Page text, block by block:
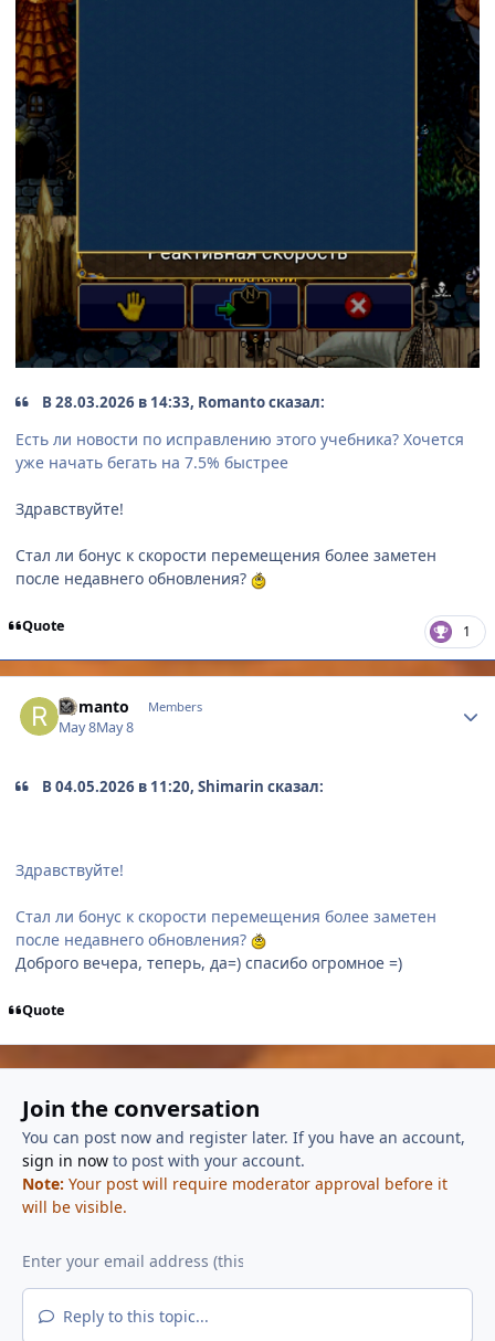
В 28.03.2026 в 14:33, Romanto сказал:
Есть ли новости по исправлению этого учебника? Хочется
уже начать бегать на 7.5% быстрее
Здравствуйте!
Стал ли бонус к скорости перемещения более заметен
после недавнего обновления?
Quote 1
Romanto Members
May 8May 8
В 04.05.2026 в 11:20, Shimarin сказал:
Здравствуйте!
Стал ли бонус к скорости перемещения более заметен
после недавнего обновления?
Доброго вечера, теперь, да=) спасибо огромное =)
Quote
Join the conversation
You can post now and register later. If you have an account,
sign in nowto post with your account.
Note: Your post will require moderator approval before it
will be visible.
Reply to this topic...